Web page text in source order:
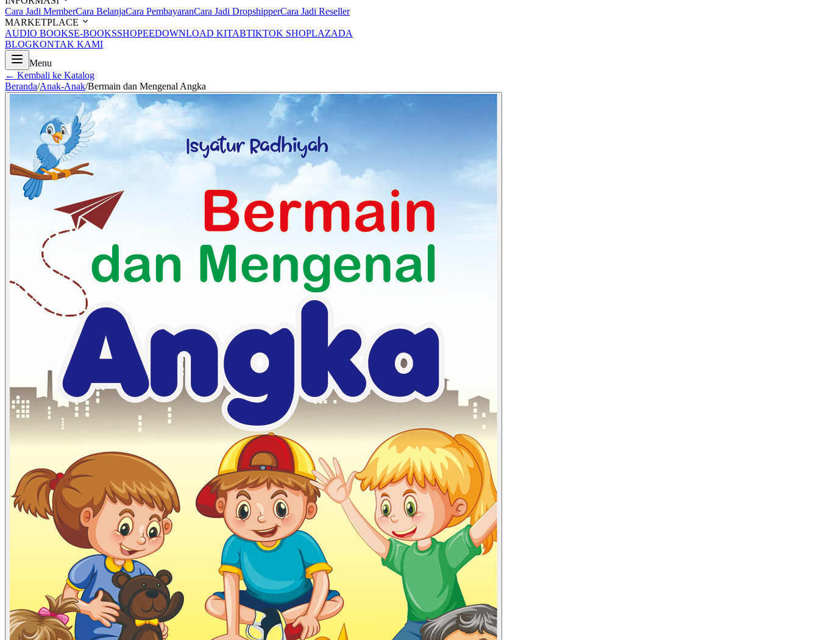
Cara Jadi MemberCara BelanjaCara PembayaranCara Jadi DropshipperCara Jadi Reseller
MARKETPLACE
AUDIO BOOKSE-BOOKSSHOPEEDOWNLOAD KITABTIKTOK SHOPLAZADA
BLOGKONTAK KAMI
Menu
← Kembali ke Katalog
Beranda/Anak-Anak/Bermain dan Mengenal Angka